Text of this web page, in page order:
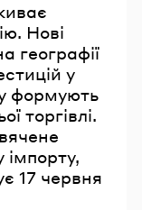
Нові
географії
у
формують
торгівлі.
імпорту,
17 червня